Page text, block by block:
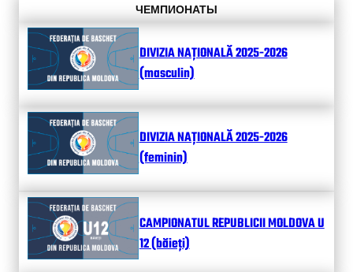
ЧЕМПИОНАТЫ
DIVIZIA NAȚIONALĂ 2025-2026
(masculin)
DIVIZIA NAȚIONALĂ 2025-2026
(feminin)
CAMPIONATUL REPUBLICII MOLDOVA U
12 (băieți)